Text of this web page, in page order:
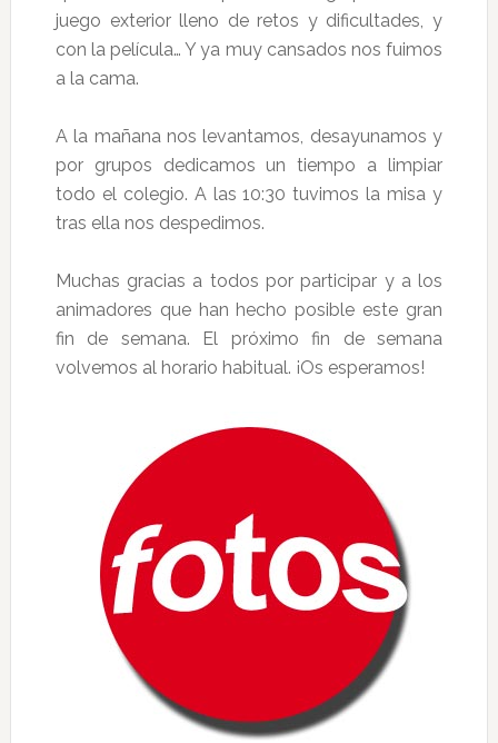
juego exterior lleno de retos y dificultades, y
con la película… Y ya muy cansados nos fuimos
a la cama.
A la mañana nos levantamos, desayunamos y
por grupos dedicamos un tiempo a limpiar
todo el colegio. A las 10:30 tuvimos la misa y
tras ella nos despedimos.
Muchas gracias a todos por participar y a los
animadores que han hecho posible este gran
fin de semana. El próximo fin de semana
volvemos al horario habitual. ¡Os esperamos!